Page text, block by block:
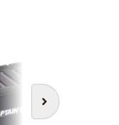
次へ